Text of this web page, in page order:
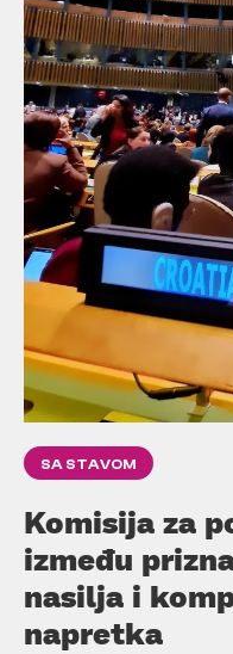
SA STAVOM
Komisija za
između
nasilja i
napretka